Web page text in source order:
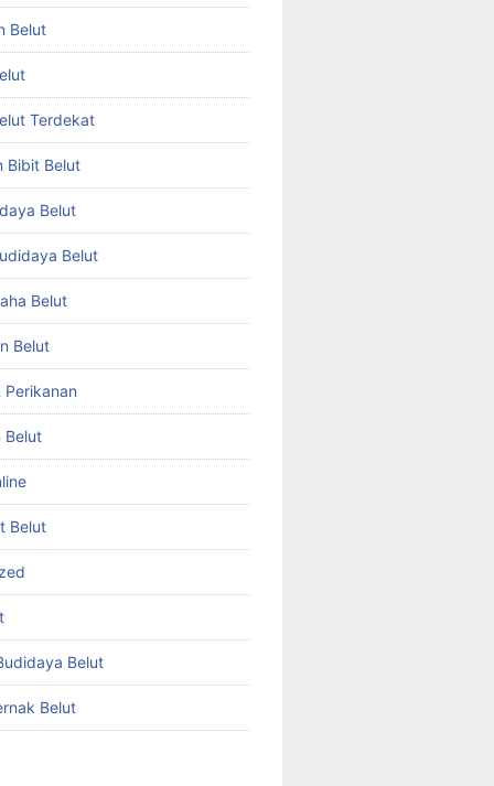
Belut
Terdekat
Bibit Belut
Belut
Belut
Belut
Belut
Perikanan
Belut
Belut
Belut
Belut